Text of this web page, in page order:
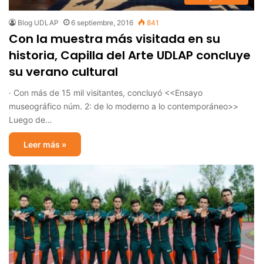
Blog UDLAP 6 septiembre, 2016 841
Con la muestra más visitada en su
historia, Capilla del Arte UDLAP concluye
su verano cultural
· Con más de 15 mil visitantes, concluyó <<Ensayo
museográfico núm. 2: de lo moderno a lo contemporáneo>>
Luego de…
Leer más »